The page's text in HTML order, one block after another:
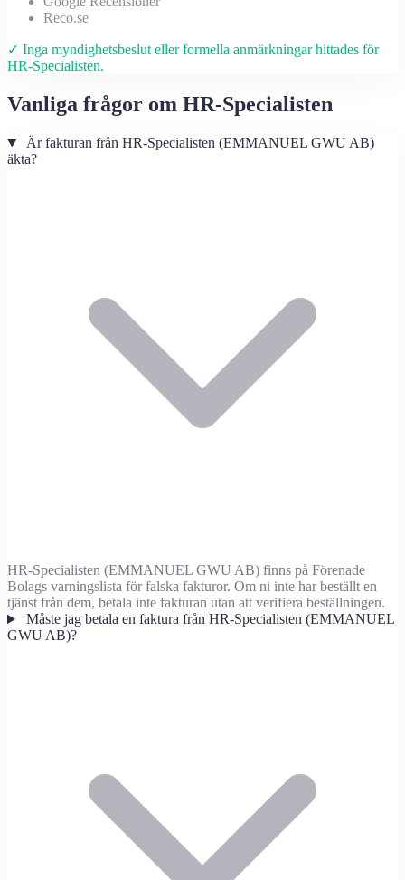
Reco.se
✓ Inga myndighetsbeslut eller formella anmärkningar hittades för
HR-Specialisten.
Vanliga frågor om HR-Specialisten
Är fakturan från HR-Specialisten (EMMANUEL GWU AB)
äkta?
HR-Specialisten (EMMANUEL GWU AB) finns på Förenade
Bolags varningslista för falska fakturor. Om ni inte har beställt en
tjänst från dem, betala inte fakturan utan att verifiera beställningen.
Måste jag betala en faktura från HR-Specialisten (EMMANUEL
GWU AB)?